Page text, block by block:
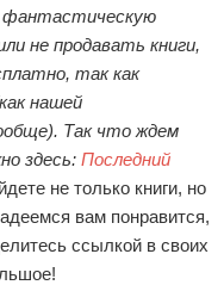
фантастическую
не продавать книги,
так как
нашей
Так что ждем
здесь:Последний
не только книги, но
вам понравится,
ссылкой в своих